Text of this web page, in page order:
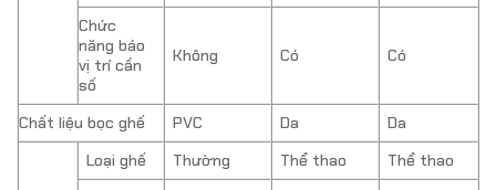
Chức
năng báo
vị trí cần
số
Không Có Có
Chất liệu bọc ghế PVC Da Da
Loại ghế Thường Thể thao
Thể thao